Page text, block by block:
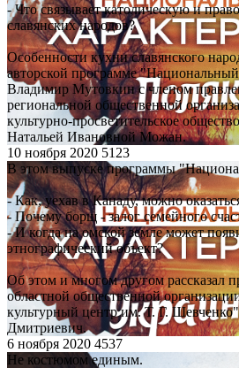
- Что связывает католическую и
славянских народов?
Особенности кухни славянского
авторской программе
Владимир Мутовкин с членом
региональной общественной
культурно-просветительское
Натальей Ивановной Можан.
10 ноября 2020 5123
В этом выпуске программы
- Как, уехав в Канаду, можно
- Почему борщ - залог семейного
- И когда на омской земле может
этнографический объект?
Об этом и многом другом рассказал
областной общественной
культурный центр им. Т. Г.
Дмитриевич.
6 ноября 2020 4537
Не костюмом единым.